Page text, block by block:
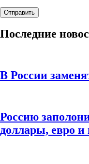
Последние
В России
Россию
доллары, евро